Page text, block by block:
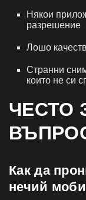
Някои
разрешение
Лошо
Странни
които не си
ЧЕСТО
Как да
нечий